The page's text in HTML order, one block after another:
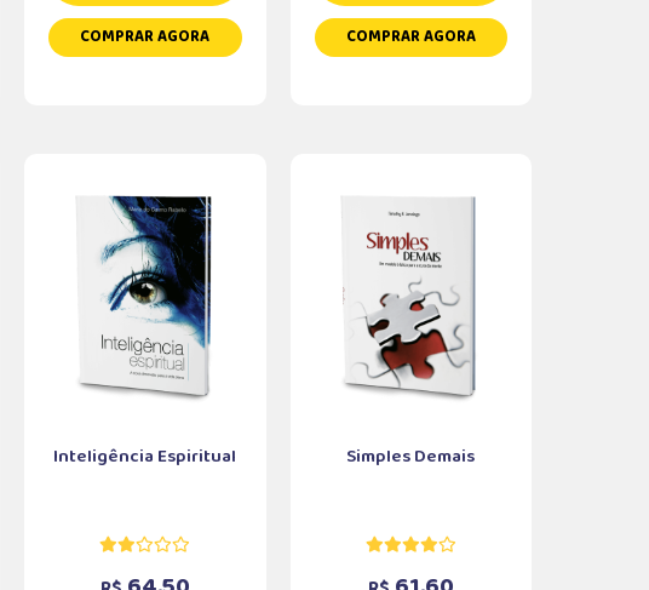
COMPRAR AGORA
COMPRAR AGORA
Inteligência Espiritual Simples Demais